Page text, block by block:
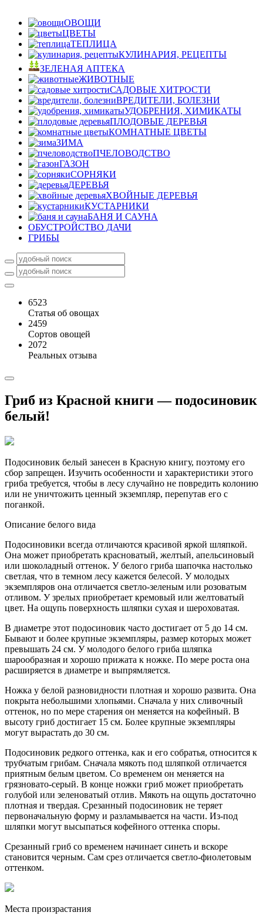
ОВОЩИ
ЦВЕТЫ
ТЕПЛИЦА
КУЛИНАРИЯ, РЕЦЕПТЫ
ЗЕЛЕНАЯ АПТЕКА
ЖИВОТНЫЕ
САДОВЫЕ ХИТРОСТИ
ВРЕДИТЕЛИ, БОЛЕЗНИ
УДОБРЕНИЯ, ХИМИКАТЫ
ПЛОДОВЫЕ ДЕРЕВЬЯ
КОМНАТНЫЕ ЦВЕТЫ
ЗИМА
ПЧЕЛОВОДСТВО
ГАЗОН
СОРНЯКИ
ДЕРЕВЬЯ
ХВОЙНЫЕ ДЕРЕВЬЯ
КУСТАРНИКИ
БАНЯ И САУНА
ОБУСТРОЙСТВО ДАЧИ
ГРИБЫ
6523
Статья об овощах
2459
Сортов овощей
2072
Реальных отзыва
Гриб из Красной книги — подосиновик
белый!
Подосиновик белый занесен в Красную книгу, поэтому его
сбор запрещен. Изучить особенности и характеристики этого
гриба требуется, чтобы в лесу случайно не повредить колонию
или не уничтожить ценный экземпляр, перепутав его с
поганкой.
Описание белого вида
Подосиновики всегда отличаются красивой яркой шляпкой.
Она может приобретать красноватый, желтый, апельсиновый
или шоколадный оттенок. У белого гриба шапочка настолько
светлая, что в темном лесу кажется белесой. У молодых
экземпляров она отличается светло-зеленым или розоватым
отливом. У зрелых приобретает кремовый или желтоватый
цвет. На ощупь поверхность шляпки сухая и шероховатая.
В диаметре этот подосиновик часто достигает от 5 до 14 см.
Бывают и более крупные экземпляры, размер которых может
превышать 24 см. У молодого белого гриба шляпка
шарообразная и хорошо прижата к ножке. По мере роста она
расширяется в диаметре и выпрямляется.
Ножка у белой разновидности плотная и хорошо развита. Она
покрыта небольшими хлопьями. Сначала у них сливочный
оттенок, но по мере старения он меняется на кофейный. В
высоту гриб достигает 15 см. Более крупные экземпляры
могут вырастать до 30 см.
Подосиновик редкого оттенка, как и его собратья, относится к
трубчатым грибам. Сначала мякоть под шляпкой отличается
приятным белым цветом. Со временем он меняется на
грязновато-серый. В конце ножки гриб может приобретать
голубой или зеленоватый отлив. Мякоть на ощупь достаточно
плотная и твердая. Срезанный подосиновик не теряет
первоначальную форму и разламывается на части. Из-под
шляпки могут высыпаться кофейного оттенка споры.
Срезанный гриб со временем начинает синеть и вскоре
становится черным. Сам срез отличается светло-фиолетовым
оттенком.
Места произрастания